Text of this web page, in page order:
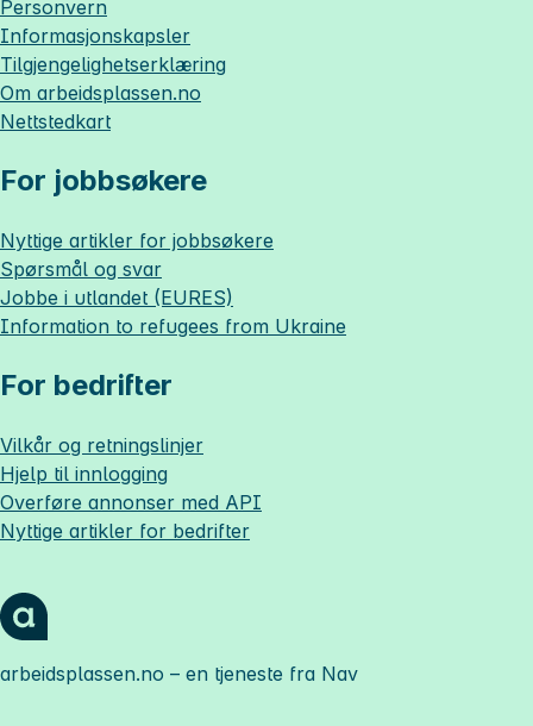
Personvern
Informasjonskapsler
Tilgjengelighetserklæring
Om arbeidsplassen.no
Nettstedkart
For jobbsøkere
Nyttige artikler for jobbsøkere
Spørsmål og svar
Jobbe i utlandet (EURES)
Information to refugees from Ukraine
For bedrifter
Vilkår og retningslinjer
Hjelp til innlogging
Overføre annonser med API
Nyttige artikler for bedrifter
arbeidsplassen.no – en tjeneste fra Nav